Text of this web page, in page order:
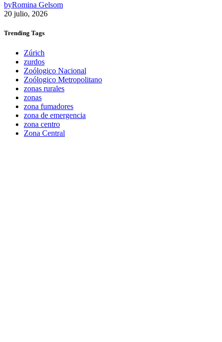
byRomina Gelsom
20 julio, 2026
Trending Tags
Zúrich
zurdos
Zoólogico Nacional
Zoólogico Metropolitano
zonas rurales
zonas
zona fumadores
zona de emergencia
zona centro
Zona Central